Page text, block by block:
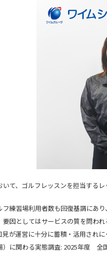
て、ゴルフレッスンを担当する
練習場利用者数も回復基調にあ
因としてはサービスの質を問わ
が運営に十分に蓄積・活用されに
）に関わる実態調査: 2025年度 全